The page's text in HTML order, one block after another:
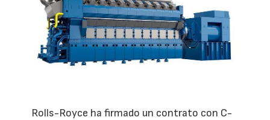
Rolls-Royce ha firmado un contrato con C-